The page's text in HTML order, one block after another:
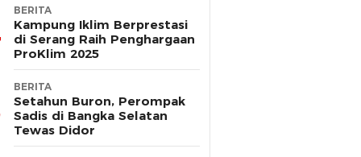
BERITA
Kampung Iklim Berprestasi
di Serang Raih Penghargaan
ProKlim 2025
BERITA
Setahun Buron, Perompak
Sadis di Bangka Selatan
Tewas Didor